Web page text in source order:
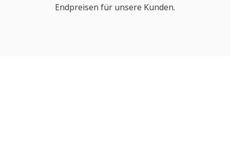
Endpreisen für unsere Kunden.